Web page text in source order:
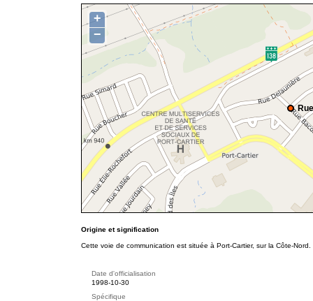
+
−
Origine et signification
Cette voie de communication est située à Port-Cartier, sur la Côte-
Date d'officialisation
1998-10-30
Spécifique